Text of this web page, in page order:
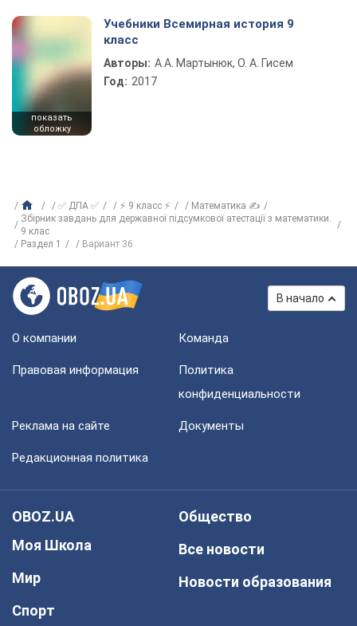
показать
обложку
Учебники Всемирная история 9
класс
Авторы: А.А. Мартынюк, О. А. Гисем
Год: 2017
✅ ДПА ✅ ⚡ 9 класс ⚡
Математика ✍
Збірник завдань для державної підсумкової атестації з математики.
9 клас
Раздел 1
Вариант 36
В начало
О компании Команда
Правовая информация
Политика
конфиденциальности
Реклама на сайте Документы
Редакционная политика
OBOZ.UA
Моя Школа
Мир
Спорт
Общество
Все новости
Новости образования